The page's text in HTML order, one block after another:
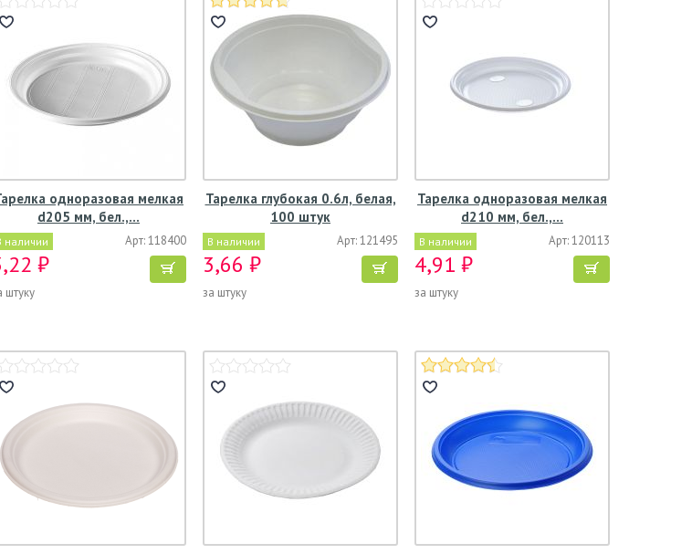
одноразовая мелкая
d205 мм, бел.,…
наличии Арт: 118400
₽
штуку
Тарелка глубокая 0.6л, белая,
100 штук
В наличии Арт: 121495
3,66 ₽
за штуку
Тарелка одноразовая мелкая
d210 мм, бел.,…
В наличии Арт: 120113
4,91 ₽
за штуку